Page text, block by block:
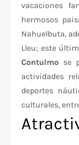
vacaciones
hermosos
Nahuelbuta,
Lleu; este
Contulmo se
actividades
deportes
culturales,